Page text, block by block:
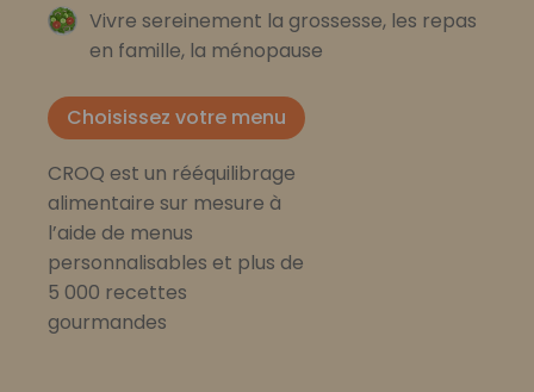
Vivre sereinement la grossesse, les repas
en famille, la ménopause
Choisissez votre menu
CROQ est un rééquilibrage
alimentaire sur mesure à
l’aide de menus
personnalisables et plus de
5 000 recettes
gourmandes